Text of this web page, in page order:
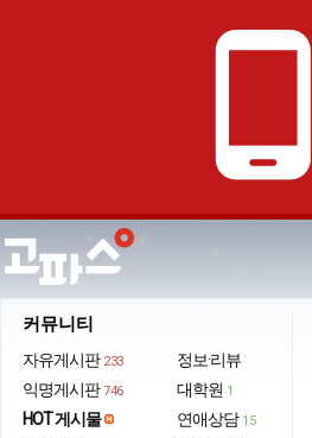
phone_android
커뮤니티
자유게시판 233
익명게시판 746
HOT 게시물
정보·리뷰
대학원 1
연애상담 15